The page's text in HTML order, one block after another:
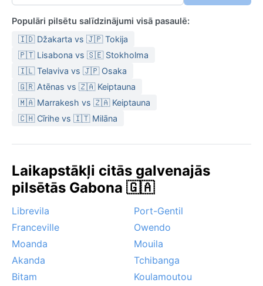
Populāri pilsētu salīdzinājumi visā pasaulē:
🇮🇩 Džakarta vs 🇯🇵 Tokija
🇵🇹 Lisabona vs 🇸🇪 Stokholma
🇮🇱 Telaviva vs 🇯🇵 Osaka
🇬🇷 Atēnas vs 🇿🇦 Keiptauna
🇲🇦 Marrakesh vs 🇿🇦 Keiptauna
🇨🇭 Cīrihe vs 🇮🇹 Milāna
Laikapstākļi citās galvenajās
pilsētās Gabona 🇬🇦
Librevila
Port-Gentil
Franceville
Owendo
Moanda
Mouila
Akanda
Tchibanga
Bitam
Koulamoutou